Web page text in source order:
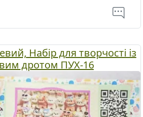
Набір для творчості із
дротом ПУХ-16